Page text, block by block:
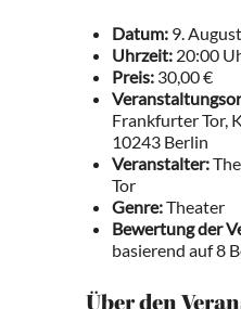
Datum: 9.
Uhrzeit: 20:00
Preis: 30,00 €
Frankfurter Tor,
10243 Berlin
Veranstalter:
Tor
Genre:Theater
Bewertung der
basierend auf 8